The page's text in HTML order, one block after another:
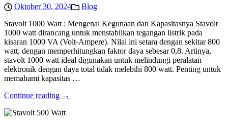
Oktober 30, 2024
Blog
Stavolt 1000 Watt : Mengenal Kegunaan dan Kapasitasnya Stavolt
1000 watt dirancang untuk menstabilkan tegangan listrik pada
kisaran 1000 VA (Volt-Ampere). Nilai ini setara dengan sekitar 800
watt, dengan memperhitungkan faktor daya sebesar 0,8. Artinya,
stavolt 1000 watt ideal digunakan untuk melindungi peralatan
elektronik dengan daya total tidak melebihi 800 watt. Penting untuk
memahami kapasitas …
Continue reading →